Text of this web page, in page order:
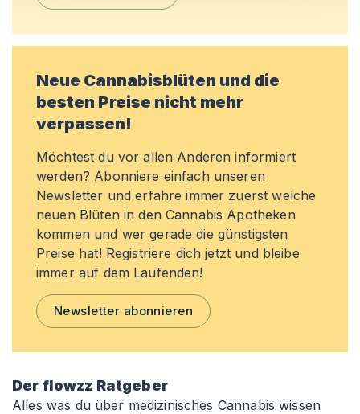
Neue Cannabisblüten und die
besten Preise nicht mehr
verpassen!
Möchtest du vor allen Anderen informiert
werden? Abonniere einfach unseren
Newsletter und erfahre immer zuerst welche
neuen Blüten in den Cannabis Apotheken
kommen und wer gerade die günstigsten
Preise hat! Registriere dich jetzt und bleibe
immer auf dem Laufenden!
Newsletter abonnieren
Der flowzz Ratgeber
Alles was du über medizinisches Cannabis wissen